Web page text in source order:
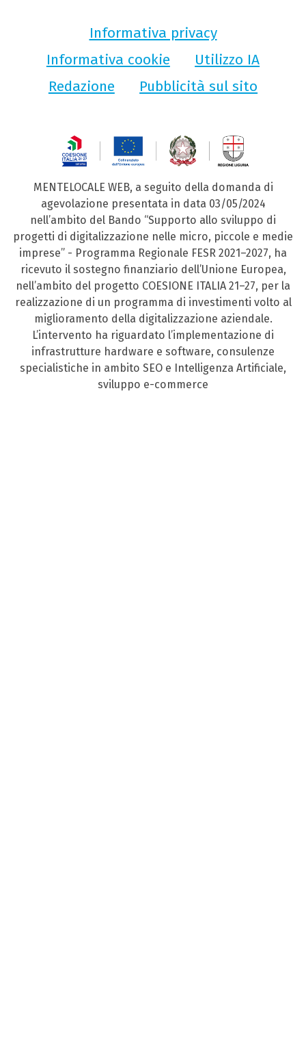
Informativa privacy
Informativa cookie
Utilizzo IA
Redazione
Pubblicità sul sito
MENTELOCALE WEB, a seguito della domanda di
agevolazione presentata in data 03/05/2024
nell’ambito del Bando “Supporto allo sviluppo di
progetti di digitalizzazione nelle micro, piccole e medie
imprese” - Programma Regionale FESR 2021–2027, ha
ricevuto il sostegno finanziario dell’Unione Europea,
nell’ambito del progetto COESIONE ITALIA 21–27, per la
realizzazione di un programma di investimenti volto al
miglioramento della digitalizzazione aziendale.
L’intervento ha riguardato l’implementazione di
infrastrutture hardware e software, consulenze
specialistiche in ambito SEO e Intelligenza Artificiale,
sviluppo e-commerce